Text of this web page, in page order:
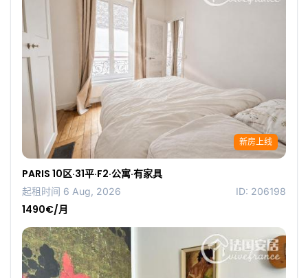
新房上线
PARIS 10区·31平·F2·公寓·有家具
起租时间 6 Aug, 2026 ID: 206198
1490€/月